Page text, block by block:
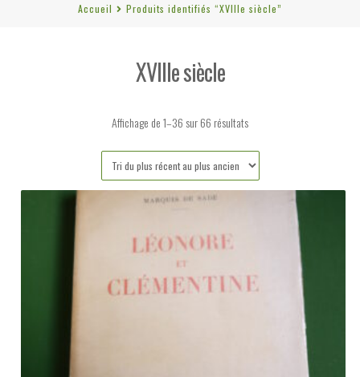
Accueil Produits identifiés “XVIIIe siècle”
XVIIIe siècle
Affichage de 1–36 sur 66 résultatsTrié
plus
récent